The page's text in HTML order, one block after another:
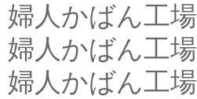
婦人かばん工場
婦人かばん工場
婦人かばん工場